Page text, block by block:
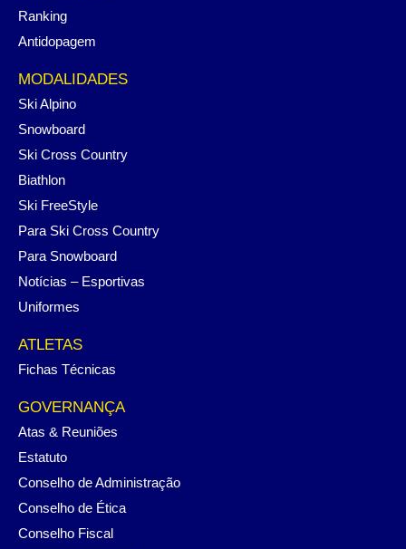
Ranking
Antidopagem
MODALIDADES
Ski Alpino
Snowboard
Ski Cross Country
Biathlon
Ski FreeStyle
Para Ski Cross Country
Para Snowboard
Notícias – Esportivas
Uniformes
ATLETAS
Fichas Técnicas
GOVERNANÇA
Atas & Reuniões
Estatuto
Conselho de Administração
Conselho de Ética
Conselho Fiscal